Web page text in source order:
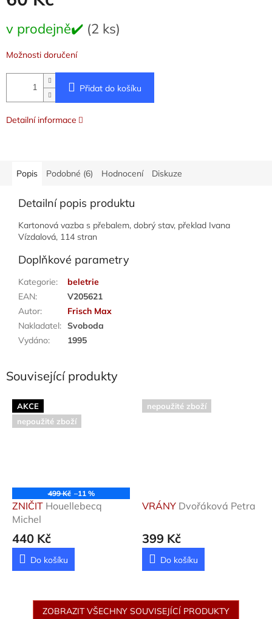
cena:
v prodejně✔️ (2 ks)
Možnosti doručení
Přidat do košíku
Detailní informace
Popis Podobné (6) Hodnocení Diskuze
Detailní popis produktu
Kartonová vazba s přebalem, dobrý stav, překlad Ivana
Vízdalová, 114 stran
Doplňkové parametry
Kategorie:
beletrie
EAN:
V205621
Autor:
Frisch Max
Nakladatel: Svoboda
Vydáno: 1995
Související produkty
AKCE
nepoužité zboží
499 Kč –11 %
ZNIČIT Houellebecq
Michel
440 Kč
Do košíku
nepoužité zboží
VRÁNY Dvořáková Petra
399 Kč
Do košíku
ZOBRAZIT VŠECHNY SOUVISEJÍCÍ PRODUKTY